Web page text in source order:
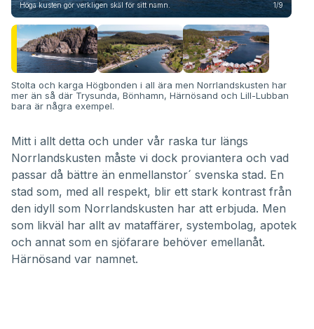
Höga kusten gör verkligen skäl för sitt namn. 1/9
Stolta och karga Högbonden i all ära men Norrlandskusten har
mer än så där Trysunda, Bönhamn, Härnösand och Lill-Lubban
bara är några exempel.
Mitt i allt detta och under vår raska tur längs
Norrlandskusten måste vi dock proviantera och vad
passar då bättre än enmellanstor´ svenska stad. En
stad som, med all respekt, blir ett stark kontrast från
den idyll som Norrlandskusten har att erbjuda. Men
som likväl har allt av mataffärer, systembolag, apotek
och annat som en sjöfarare behöver emellanåt.
Härnösand var namnet.